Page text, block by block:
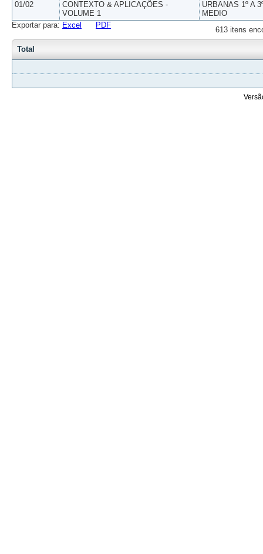
01/02
CONTEXTO & APLICAÇÕES -
VOLUME 1
URBANAS 1º A
MEDIO
613 itens
Exportar para: Excel PDF
Total